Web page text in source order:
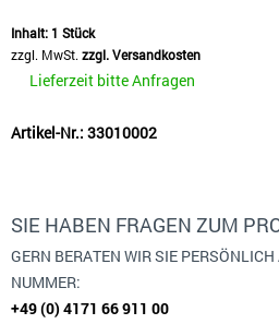
Inhalt: 1 Stück
zzgl. MwSt. zzgl. Versandkosten
Lieferzeit bitte Anfragen
Artikel-Nr.: 33010002
SIE HABEN FRAGEN ZUM
GERN BERATEN WIR SIE
NUMMER:
+49 (0) 4171 66 911 00